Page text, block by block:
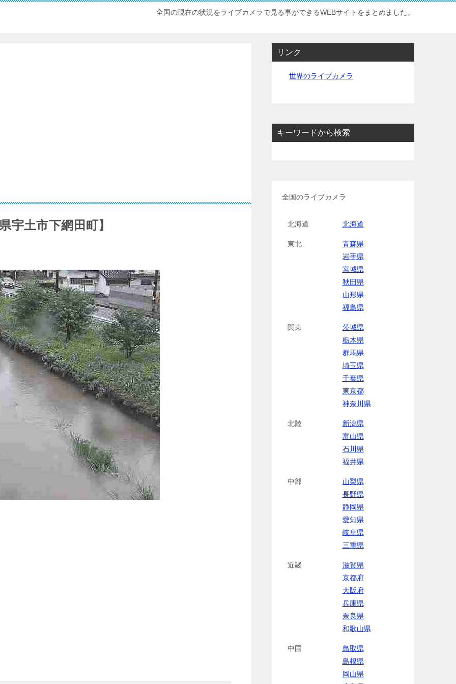
全国の現在の状況をライブカメラで見る事ができるWEBサイトをまとめました。
宇土市下網田町】
リンク
世界のライブカメラ
キーワードから検索
全国のライブカメラ
北海道 北海道
東北
青森県
岩手県
宮城県
秋田県
山形県
福島県
関東
茨城県
栃木県
群馬県
埼玉県
千葉県
東京都
神奈川県
北陸
新潟県
富山県
石川県
福井県
中部
山梨県
長野県
静岡県
愛知県
岐阜県
三重県
近畿
滋賀県
京都府
大阪府
兵庫県
奈良県
和歌山県
中国
鳥取県
島根県
岡山県